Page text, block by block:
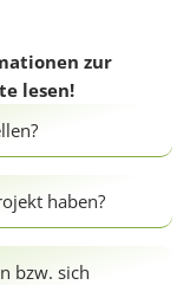
zur
lesen!
haben?
bzw. sich